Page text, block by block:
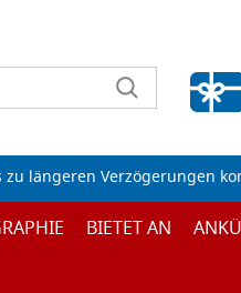
Wunschliste
längeren Verzögerungen
BIETET AN